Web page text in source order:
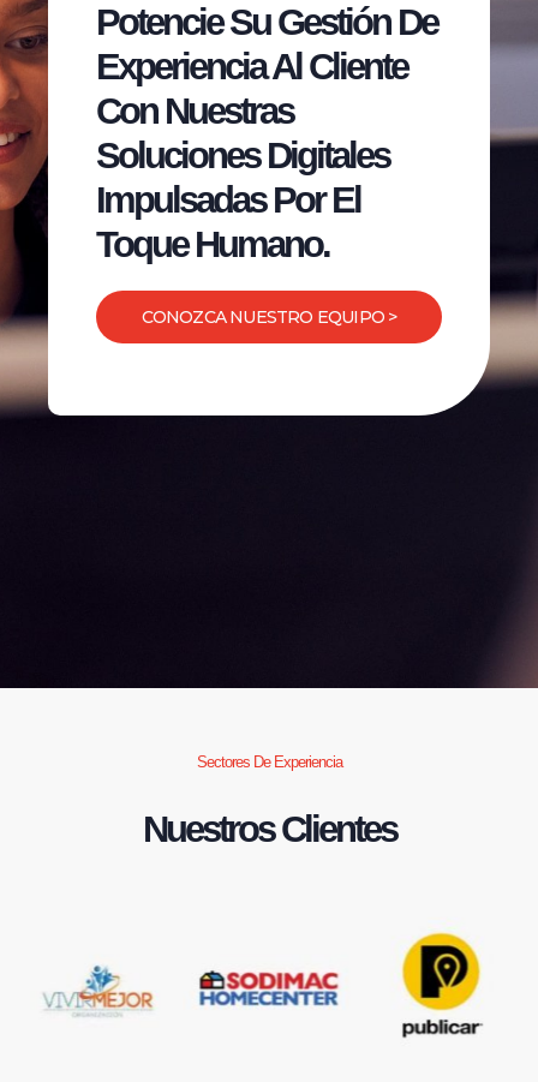
Potencie Su Gestión De
Experiencia Al Cliente
Con Nuestras
Soluciones Digitales
Impulsadas Por El
Toque Humano.
CONOZCA NUESTRO EQUIPO >
Sectores De Experiencia
Nuestros Clientes